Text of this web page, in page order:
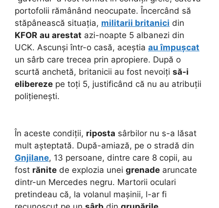
portofolii rămânând neocupate. Încercând să
stăpânească situația, militarii britanici din
KFOR au arestat azi-noapte 5 albanezi din
UCK. Ascunși într-o casă, aceștia au împușcat
un sârb care trecea prin apropiere. După o
scurtă anchetă, britanicii au fost nevoiți să-i
elibereze pe toți 5, justificând că nu au atribuții
polițienești.
În aceste condiții, riposta sârbilor nu s-a lăsat
mult așteptată. După-amiază, pe o stradă din
Gnjilane, 13 persoane, dintre care 8 copii, au
fost rănite de explozia unei grenade aruncate
dintr-un Mercedes negru. Martorii oculari
pretindeau că, la volanul mașinii, l-ar fi